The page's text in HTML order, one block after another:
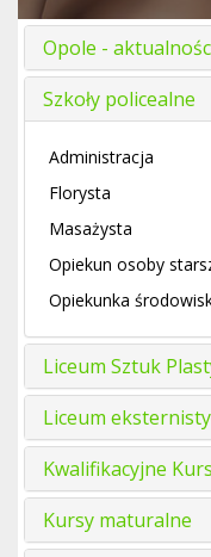
Opole -
Szkoły policealne
Administracja
Florysta
Masażysta
Opiekun osoby
Opiekunka
Liceum Sztuk
Liceum
Kwalifikacyjne
Kursy maturalne